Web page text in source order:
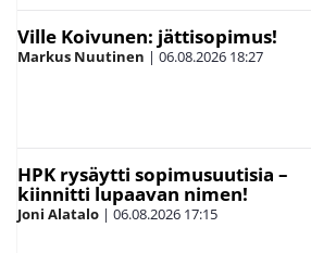
Ville Koivunen: jättisopimus!
Markus Nuutinen | 06.08.2026 18:27
HPK rysäytti sopimusuutisia –
kiinnitti lupaavan nimen!
Joni Alatalo | 06.08.2026 17:15